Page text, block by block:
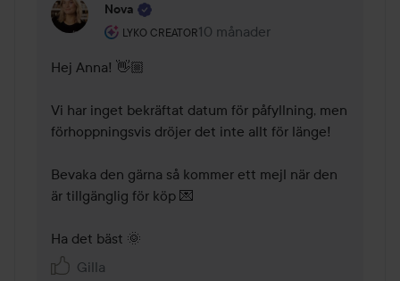
Nova
LYKO CREATOR
Användarens roll: Lyko Creator.
10 månader
Kommentaren lades 10 månader
Hej Anna! 👋🏼
Vi har inget bekräftat datum för påfyllning, men
förhoppningsvis dröjer det inte allt för länge!
Bevaka den gärna så kommer ett mejl när den
är tillgänglig för köp 💌
Gilla